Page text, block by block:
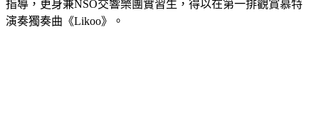
指導，更身兼NSO交響樂團實習生，得以在第一排觀賞慕特
演奏獨奏曲《Likoo》。